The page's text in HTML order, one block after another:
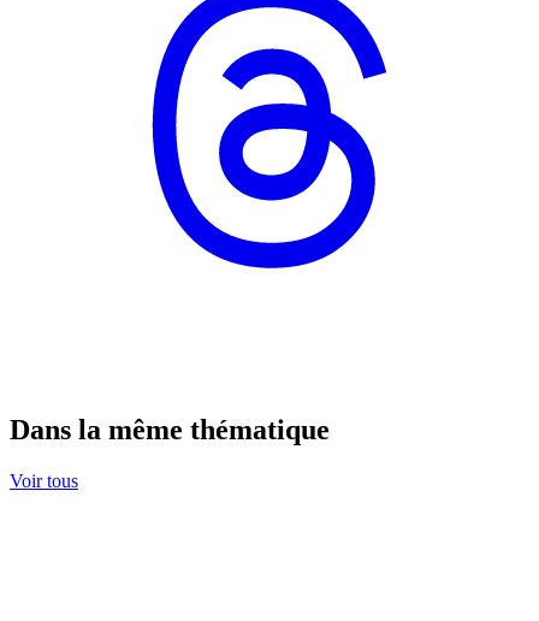
Dans la même thématique
Voir tous